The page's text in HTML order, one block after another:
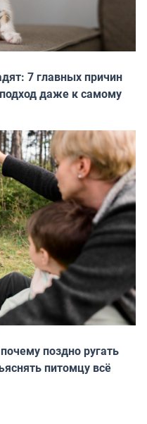
7 главных причин
даже к самому
поздно ругать
питомцу всё